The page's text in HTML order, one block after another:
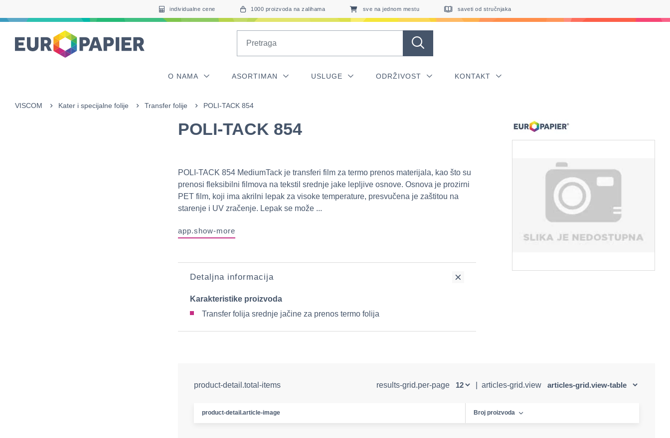
individualne cene 1000 proizvoda na zalihama sve na jednom mestu saveti od stručnjaka
O NAMA ASORTIMAN USLUGE ODRŽIVOST KONTAKT
VISCOM Kater i specijalne folije Transfer folije POLI-TACK 854
POLI-TACK 854
POLI-TACK 854 MediumTack je transferi film za termo prenos materijala, kao što su
prenosi fleksibilni filmova na tekstil srednje jake lepljive osnove. Osnova je prozirni
PET film, koji ima akrilni lepak za visoke temperature, presvučena je zaštitou na
starenje i UV zračenje. Lepak se može ...
app.show-more
Detaljna informacija
Karakteristike proizvoda
Transfer folija srednje jačine za prenos termo folija
product-detail.total-items results-grid.per-page articles-grid.view
product-detail.article-image Broj proizvoda